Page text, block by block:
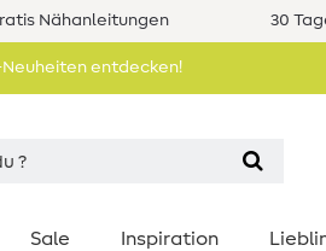
Nähanleitungen 30
entdecken!
Sale Inspiration